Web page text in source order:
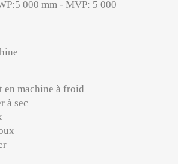
000 mm - MVP: 5 000
en machine à froid
à sec